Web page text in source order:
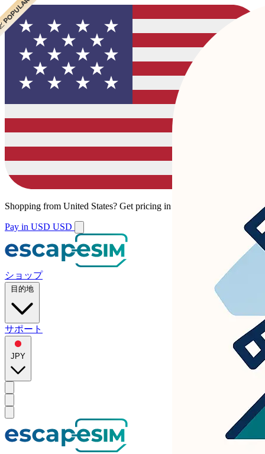
Shopping from United States? Get pricing in your local currency.
Pay in USD USD
ショップ
目的地
サポート
JPY